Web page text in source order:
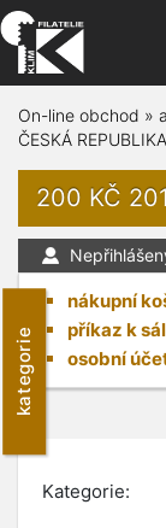
kategorie
On-line obchod »
ČESKÁ
200 KČ
nákupní
příkaz k
osobní
Kategorie: